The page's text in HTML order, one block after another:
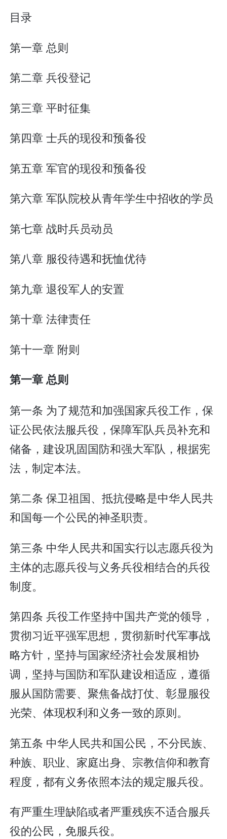
目录
第一章 总则
第二章 兵役登记
第三章 平时征集
第四章 士兵的现役和预备役
第五章 军官的现役和预备役
第六章 军队院校从青年学生中招收的学员
第七章 战时兵员动员
第八章 服役待遇和抚恤优待
第九章 退役军人的安置
第十章 法律责任
第十一章 附则
第一章 总则
第一条 为了规范和加强国家兵役工作，保
证公民依法服兵役，保障军队兵员补充和
储备，建设巩固国防和强大军队，根据宪
法，制定本法。
第二条 保卫祖国、抵抗侵略是中华人民共
和国每一个公民的神圣职责。
第三条 中华人民共和国实行以志愿兵役为
主体的志愿兵役与义务兵役相结合的兵役
制度。
第四条 兵役工作坚持中国共产党的领导，
贯彻习近平强军思想，贯彻新时代军事战
略方针，坚持与国家经济社会发展相协
调，坚持与国防和军队建设相适应，遵循
服从国防需要、聚焦备战打仗、彰显服役
光荣、体现权利和义务一致的原则。
第五条 中华人民共和国公民，不分民族、
种族、职业、家庭出身、宗教信仰和教育
程度，都有义务依照本法的规定服兵役。
有严重生理缺陷或者严重残疾不适合服兵
役的公民，免服兵役。